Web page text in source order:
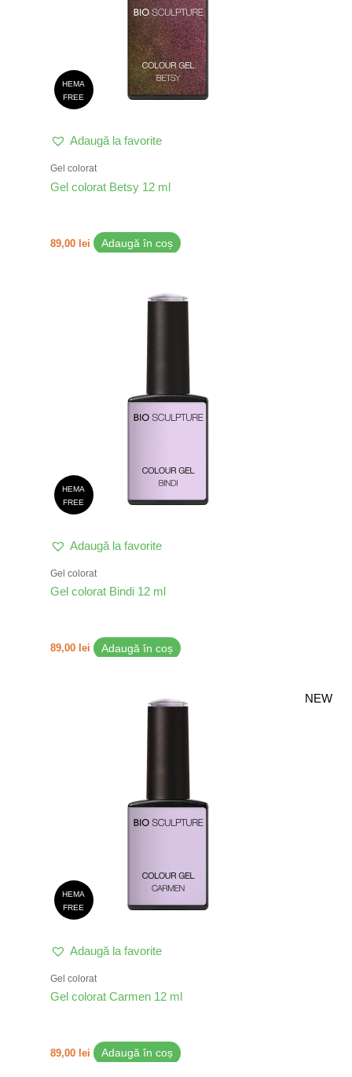
HEMA
FREE
Adaugă la favorite
Gel colorat
Gel colorat Betsy 12 ml
89,00 lei Adaugă în coș
HEMA
FREE
Adaugă la favorite
Gel colorat
Gel colorat Bindi 12 ml
89,00 lei Adaugă în coș
NEW
HEMA
FREE
Adaugă la favorite
Gel colorat
Gel colorat Carmen 12 ml
89,00 lei Adaugă în coș